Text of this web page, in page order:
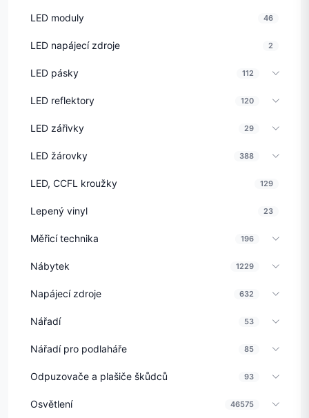
LED moduly 46
LED napájecí zdroje 2
LED pásky 112
LED reflektory 120
LED zářivky 29
LED žárovky 388
LED, CCFL kroužky 129
Lepený vinyl 23
Měřicí technika 196
Nábytek 1229
Napájecí zdroje 632
Nářadí 53
Nářadí pro podlaháře 85
Odpuzovače a plašiče škůdců 93
Osvětlení 46575